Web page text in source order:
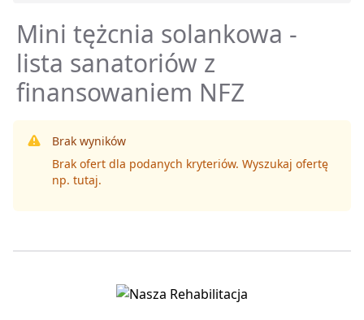
Mini tężcnia solankowa -
lista sanatoriów z
finansowaniem NFZ
Brak wyników
Brak ofert dla podanych kryteriów. Wyszukaj ofertę
np. tutaj.